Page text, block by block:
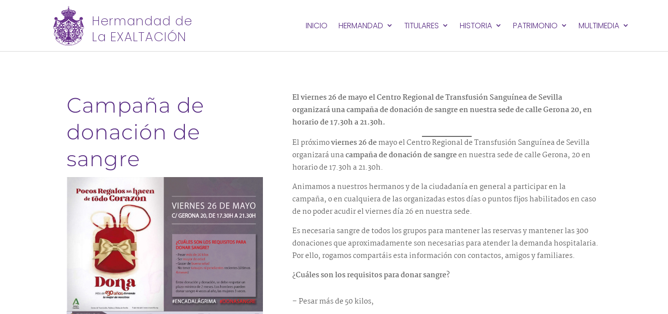
Hermandad de
La EXALTACIÓN
INICIO HERMANDAD TITULARES HISTORIA PATRIMONIO MULTIMEDIA
Campaña de
donación de
sangre
El viernes 26 de mayo el Centro Regional de Transfusión Sanguínea de Sevilla
organizará una campaña de donación de sangre en nuestra sede de calle Gerona 20, en
horario de 17.30h a 21.30h.
El próximoviernes 26 demayo el Centro Regional de Transfusión Sanguínea de Sevilla
organizará unacampaña de donación de sangreen nuestra sede de calle Gerona, 20 en
horario de 17.30h a 21.30h.
Animamos a nuestros hermanos y de la ciudadanía en general a participar en la
campaña, o en cualquiera de las organizadas estos días o puntos fijos habilitados en caso
de no poder acudir el viernes día 26 en nuestra sede.
Es necesaria sangre de todos los grupos para mantener las reservas y mantener las 300
donaciones que aproximadamente son necesarias para atender la demanda hospitalaria.
Por ello, rogamos compartáis esta información con contactos, amigos y familiares.
¿Cuáles son los requisitos para donar sangre?
– Pesar más de 50 kilos,